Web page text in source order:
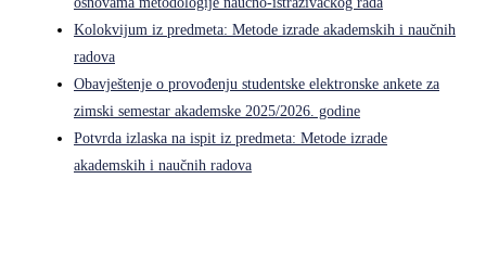
Kolokvijum iz predmeta: Metode izrade akademskih i naučnih
radova
Obavještenje o provođenju studentske elektronske ankete za
zimski semestar akademske 2025/2026. godine
Potvrda izlaska na ispit iz predmeta: Metode izrade
akademskih i naučnih radova